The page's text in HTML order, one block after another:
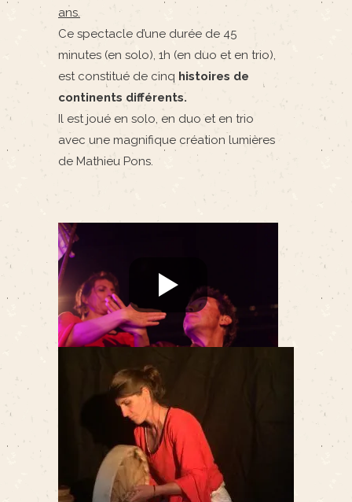
ans.
Ce spectacle d’une durée de 45
minutes (en solo), 1h (en duo et en trio),
est constitué de cinq histoires de
continents différents.
Il est joué en solo, en duo et en trio
avec une magnifique création lumières
de Mathieu Pons.